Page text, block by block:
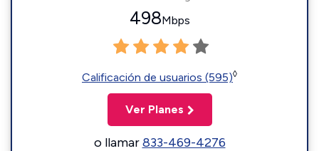
498Mbps
Calificación de usuarios (595)◊
Ver Planes
o llamar833-469-4276